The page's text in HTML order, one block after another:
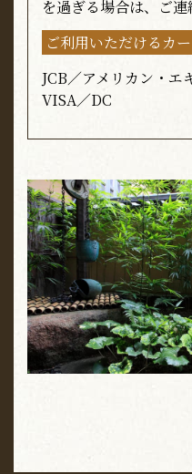
を過ぎる場合は、ご連
ご利用いただけるカ
JCB／アメリカン・エ
VISA／DC